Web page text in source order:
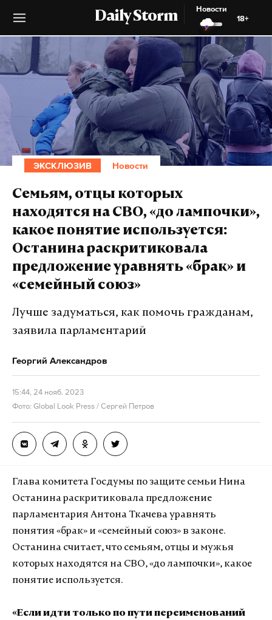
Daily Storm
Новости
18+
ЭКСКЛЮЗИВ Новости
Семьям, отцы которых
находятся на СВО, «до лампочки»,
какое понятие используется:
Останина раскритиковала
предложение уравнять «брак» и
«семейный союз»
Лучше задуматься, как помочь гражданам,
заявила парламентарий
Георгий Александров
15:44, 24 нояб. 2023
Фото: Global Look Press / Сергей Петров
Глава комитета Госдумы по защите семьи Нина
Останина раскритиковала предложение
парламентария Антона Ткачева уравнять
понятия «брак» и «семейный союз» в законе.
Останина считает, что семьям, отцы и мужья
которых находятся на СВО, «до лампочки», какое
понятие используется.
«Если идти только по пути переименований